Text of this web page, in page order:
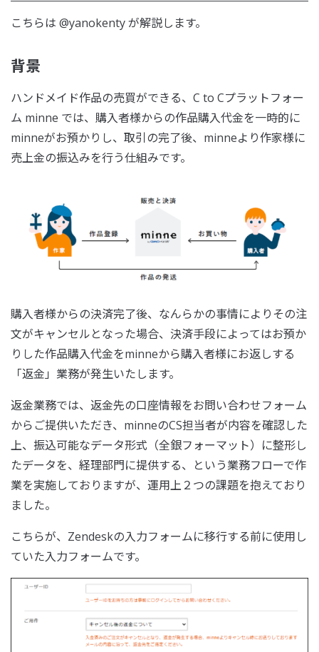
こちらは @yanokenty が解説します。
背景
ハンドメイド作品の売買ができる、C to Cプラットフォー
ム minne では、購入者様からの作品購入代金を一時的に
minneがお預かりし、取引の完了後、minneより作家様に
売上金の振込みを行う仕組みです。
購入者様からの決済完了後、なんらかの事情によりその注
文がキャンセルとなった場合、決済手段によってはお預か
りした作品購入代金をminneから購入者様にお返しする
「返金」業務が発生いたします。
返金業務では、返金先の口座情報をお問い合わせフォーム
からご提供いただき、minneのCS担当者が内容を確認した
上、振込可能なデータ形式（全銀フォーマット）に整形し
たデータを、経理部門に提供する、という業務フローで作
業を実施しておりますが、運用上２つの課題を抱えており
ました。
こちらが、Zendeskの入力フォームに移行する前に使用し
ていた入力フォームです。